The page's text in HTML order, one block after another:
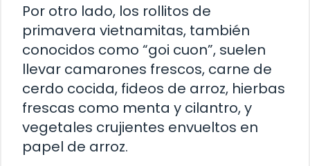
Por otro lado, los rollitos de
primavera vietnamitas, también
conocidos como “goi cuon”, suelen
llevar camarones frescos, carne de
cerdo cocida, fideos de arroz, hierbas
frescas como menta y cilantro, y
vegetales crujientes envueltos en
papel de arroz.